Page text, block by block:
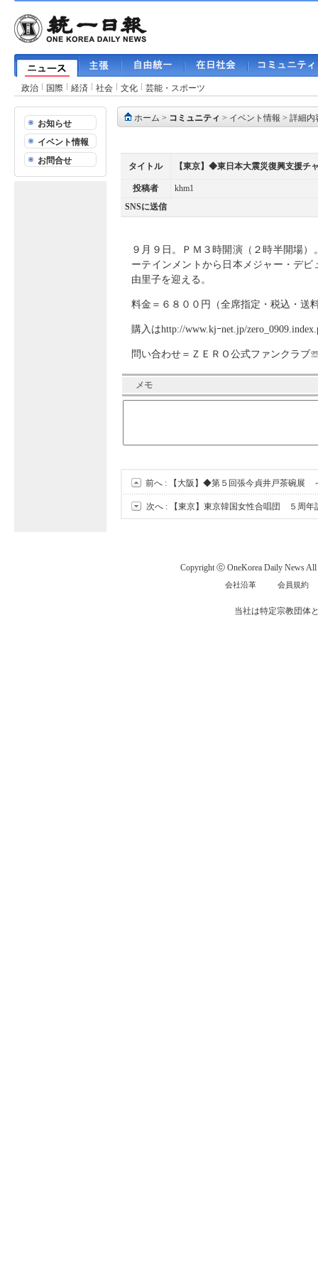
政治 国際 経済 社会 文化 芸能・スポーツ
お知らせ
イベント情報
お問合せ
ホーム > コミュニティ > イベント情報 > 詳細内
タイトル 【東京】◆東日本大震災復興支援チ
投稿者
khm1
SNSに送信
９月９日。ＰＭ３時開演（２時半開場
ーテインメントから日本メジャー・デ
由里子を迎える。
料金＝６８００円（全席指定・税込・送
購入はhttp://www.kjｰnet.jp/
問い合わせ＝ＺＥＲＯ公式ファンクラ
メモ
前へ : 【大阪】◆第５回張今貞井戸茶碗展
次へ : 【東京】東京韓国女性合唱団 ５周
Copyright ⓒ OneKorea Daily News All
会社沿革 会員規約
当社は特定宗教団体